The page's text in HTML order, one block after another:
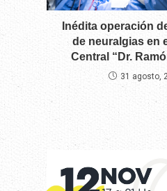
Inédita operación
de neuralgias en
Central “Dr.
31 agosto,